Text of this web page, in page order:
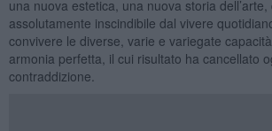
una nuova estetica, una nuova storia dell’arte,
assolutamente inscindibile dal vivere
convivere le diverse, varie e variegate
armonia perfetta, il cui risultato ha cancellato
contraddizione.